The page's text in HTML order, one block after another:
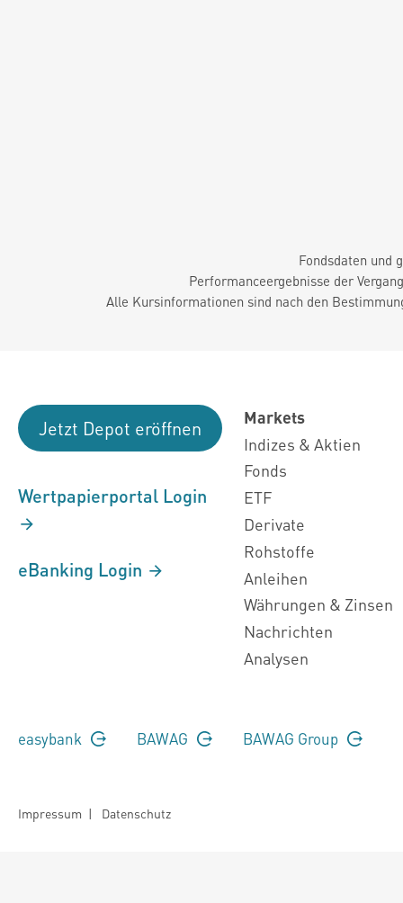
Fondsdaten und
Performanceergebnisse der
Alle Kursinformationen sind nach den
Jetzt Depot eröffnen
Wertpapierportal Login
eBanking Login
Markets
Indizes & Aktien
Fonds
ETF
Derivate
Rohstoffe
Anleihen
Währungen & Zinsen
Nachrichten
Analysen
easybank BAWAG BAWAG Group
Impressum | Datenschutz